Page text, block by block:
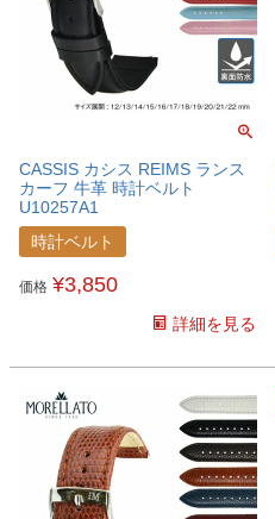
CASSIS カシス REIMS ランス
カーフ 牛革 時計ベルト
U10257A1
時計ベルト
価格 ¥3,850
詳細を見る